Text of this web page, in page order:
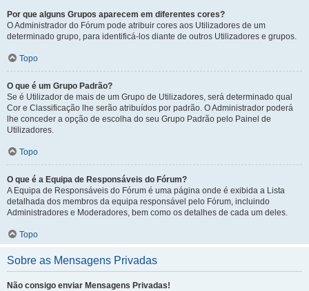
Por que alguns Grupos aparecem em diferentes cores?
O Administrador do Fórum pode atribuir cores aos Utilizadores de um
determinado grupo, para identificá-los diante de outros Utilizadores e grupos.
Topo
O que é um Grupo Padrão?
Se é Utilizador de mais de um Grupo de Utilizadores, será determinado qual
Cor e Classificação lhe serão atribuídos por padrão. O Administrador poderá
lhe conceder a opção de escolha do seu Grupo Padrão pelo Painel de
Utilizadores.
Topo
O que é a Equipa de Responsáveis do Fórum?
A Equipa de Responsáveis do Fórum é uma página onde é exibida a Lista
detalhada dos membros da equipa responsável pelo Fórum, incluindo
Administradores e Moderadores, bem como os detalhes de cada um deles.
Topo
Sobre as Mensagens Privadas
Não consigo enviar Mensagens Privadas!